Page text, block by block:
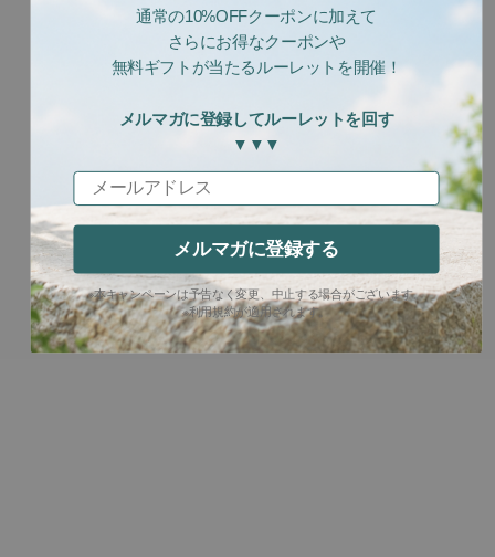
通常の10%OFFクーポンに加えて
さらにお得なクーポンや
無料ギフトが当たるルーレットを開催！
メルマガに登録してルーレットを回す
▼▼▼
メールアドレス
メルマガに登録する
※本キャンペーンは予告なく変更、中止する場合がございます。
※利用規約が適用されます。